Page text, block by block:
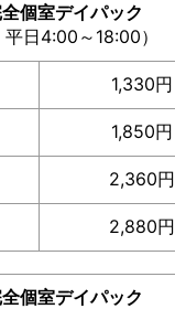
個室デイパック
平日4:00～18:00）
1,330円
1,850円
2,360円
2,880円
個室デイパック